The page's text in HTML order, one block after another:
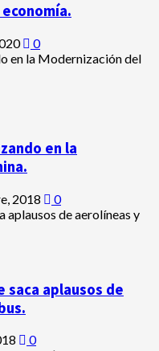
0
en la
2018 0
saca aplausos de
0